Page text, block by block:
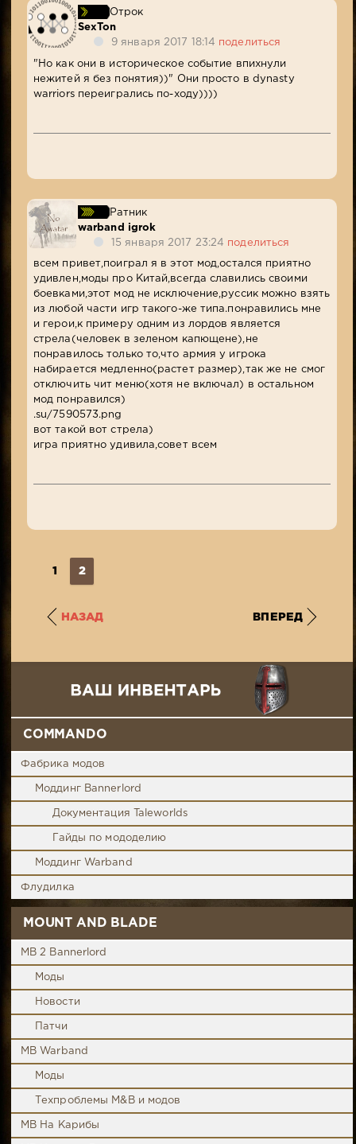
Отрок
SexTon
9 января 2017 18:14 поделиться
"Но как они в историческое событие впихнули
нежитей я без понятия))" Они просто в dynasty
warriors переигрались по-ходу))))
Ратник
warband igrok
15 января 2017 23:24 поделиться
всем привет,поиграл я в этот мод,остался приятно
удивлен,моды про Китай,всегда славились своими
боевками,этот мод не исключение,руссик можно взять
из любой части игр такого-же типа.понравились мне
и герои,к примеру одним из лордов является
стрела(человек в зеленом капющене),не
понравилось только то,что армия у игрока
набирается медленно(растет размер),так же не смог
отключить чит меню(хотя не включал) в остальном
мод понравился)
.su/7590573.png
вот такой вот стрела)
игра приятно удивила,совет всем
1 2
НАЗАД ВПЕРЕД
COMMANDO
Фабрика модов
Моддинг Bannerlord
Документация Taleworlds
Гайды по мододелию
Моддинг Warband
Флудилка
MOUNT AND BLADE
MB 2 Bannerlord
Моды
Новости
Патчи
MB Warband
Моды
Техпроблемы M&B и модов
MB На Карибы